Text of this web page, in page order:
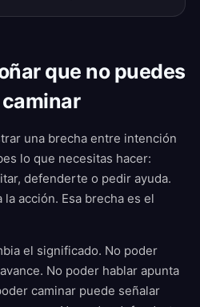
que no puedes
una brecha entre intención
lo que necesitas hacer:
defenderte o pedir ayuda.
acción. Esa brecha es el
el significado. No poder
No poder hablar apunta
caminar puede señalar